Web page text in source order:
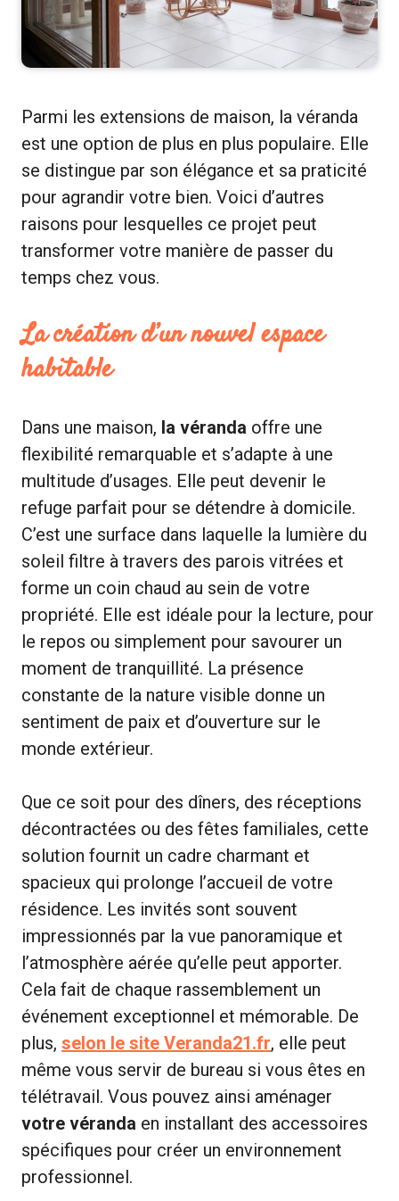
Parmi les extensions de maison, la véranda
est une option de plus en plus populaire. Elle
se distingue par son élégance et sa praticité
pour agrandir votre bien. Voici d’autres
raisons pour lesquelles ce projet peut
transformer votre manière de passer du
temps chez vous.
La création d’un nouvel espace
habitable
Dans une maison, la véranda offre une
flexibilité remarquable et s’adapte à une
multitude d’usages. Elle peut devenir le
refuge parfait pour se détendre à domicile.
C’est une surface dans laquelle la lumière du
soleil filtre à travers des parois vitrées et
forme un coin chaud au sein de votre
propriété. Elle est idéale pour la lecture, pour
le repos ou simplement pour savourer un
moment de tranquillité. La présence
constante de la nature visible donne un
sentiment de paix et d’ouverture sur le
monde extérieur.
Que ce soit pour des dîners, des réceptions
décontractées ou des fêtes familiales, cette
solution fournit un cadre charmant et
spacieux qui prolonge l’accueil de votre
résidence. Les invités sont souvent
impressionnés par la vue panoramique et
l’atmosphère aérée qu’elle peut apporter.
Cela fait de chaque rassemblement un
événement exceptionnel et mémorable. De
plus, selon le site Veranda21.fr, elle peut
même vous servir de bureau si vous êtes en
télétravail. Vous pouvez ainsi aménager
votre véranda en installant des accessoires
spécifiques pour créer un environnement
professionnel.